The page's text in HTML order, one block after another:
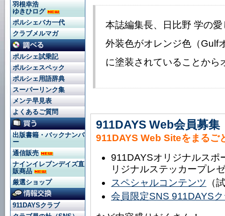
本誌編集長、日比野 学の
外装色がオレンジ色（Gulf
に塗装されていることから
911DAYS Web会員募集
911DAYS Web Siteをまるご
911DAYSオリジナルスポ
リジナルステッカープレ
スペシャルコンテンツ （
会員限定SNS 911DAYS
羽根幸浩
ゆきひログ
ポルシェバカ一代
クラブメルマガ
ポルシェ試乗記
ポルシェスペック
ポルシェ用語辞典
スーパーリンク集
メンテ早見表
よくあるご質問
出版書籍・バックナンバ
ー
通信販売
ナインイレブンデイズ直
販商品
厳選ショップ
911DAYSクラブ